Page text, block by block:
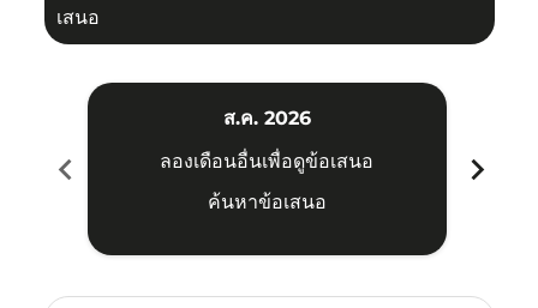
เสนอ
chevron_left
ส.ค. 2026
ลองเดือนอื่นเพื่อดูข้อเสนอ
ค้นหาข้อเสนอ
chevron_right